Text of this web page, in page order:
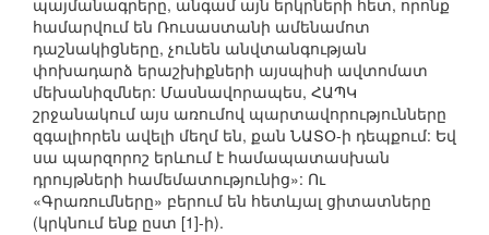
պայմանագրերը, անգամ այն երկրների հետ, որոնք
համարվում են Ռուսաստանի ամենամոտ
դաշնակիցները, չունեն անվտանգության
փոխադարձ երաշխիքների այսպիսի ավտոմատ
մեխանիզմներ: Մասնավորապես, ՀԱՊԿ
շրջանակում այս առումով պարտավորությունները
զգալիորեն ավելի մեղմ են, քան ՆԱՏՕ-ի դեպքում: Եվ
սա պարզորոշ երևում է համապատասխան
դրույթների համեմատությունից»: Ու
«Գրառումները» բերում են հետևյալ ցիտատները
(կրկնում ենք ըստ [1]-ի).